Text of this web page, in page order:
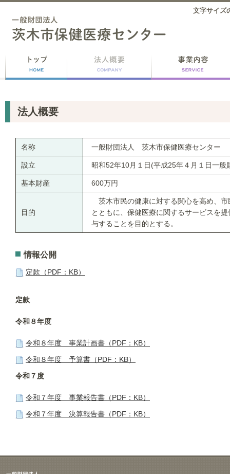
文字サイズ
法人概要
名称 一般財団法人 茨木市保健医療センター
設立 昭和52年10月１日(平成25年４月１日一般
基本財産 600万円
目的
茨木市民の健康に対する関心を高め、
とともに、保健医療に関するサービスを
与することを目的とする。
情報公開
定款（PDF：KB）
定款
令和８年度
令和８年度 事業計画書（PDF：KB）
令和８年度 予算書（PDF：KB）
令和７度
令和７年度 事業報告書（PDF：KB）
令和７年度 決算報告書（PDF：KB）